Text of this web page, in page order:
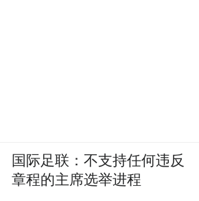
国际足联：不支持任何违反
章程的主席选举进程